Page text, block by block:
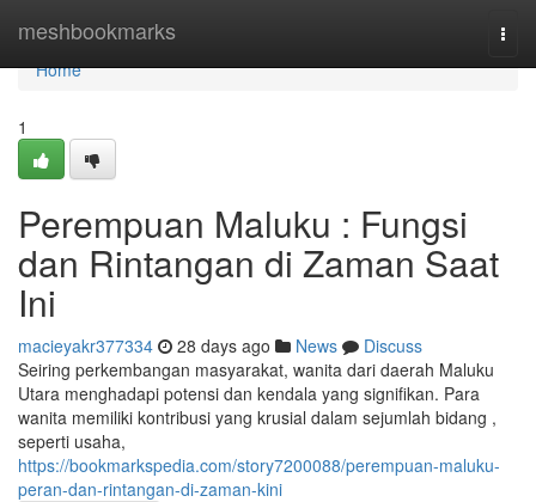
meshbookmarks
Home
Home
1
Perempuan Maluku : Fungsi
dan Rintangan di Zaman Saat
Ini
macieyakr377334 28 days ago News
Discuss
Seiring perkembangan masyarakat, wanita dari daerah Maluku
Utara menghadapi potensi dan kendala yang signifikan. Para
wanita memiliki kontribusi yang krusial dalam sejumlah bidang ,
seperti usaha,
https://bookmarkspedia.com/story7200088/perempuan-maluku-
peran-dan-rintangan-di-zaman-kini